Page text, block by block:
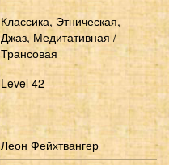
Классика, Этническая,
Джаз, Медитативная /
Трансовая
Level 42
Леон Фейхтвангер